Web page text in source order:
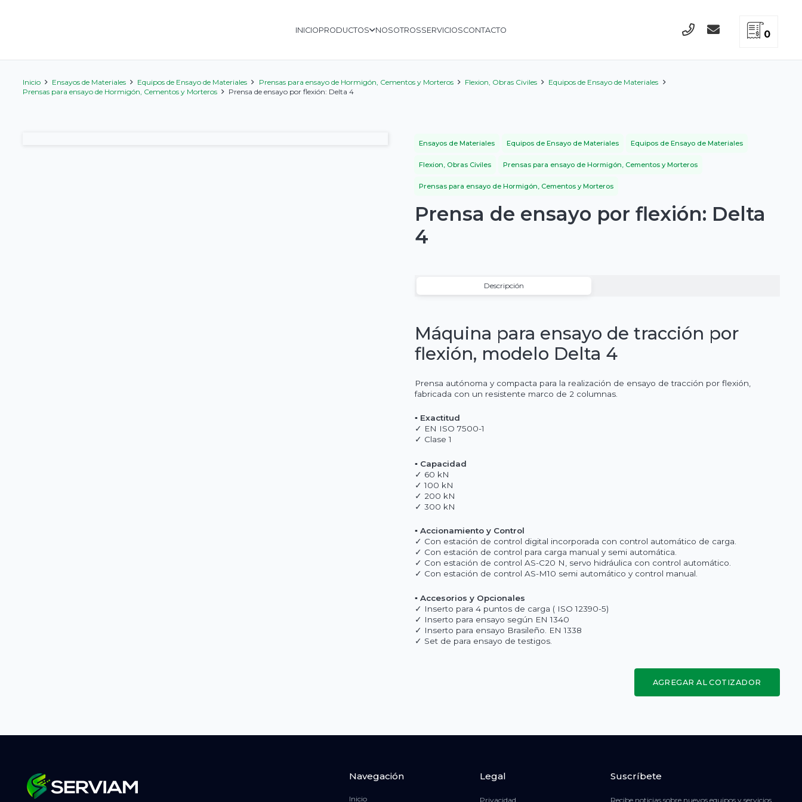
INICIOPRODUCTOS NOSOTROSSERVICIOSCONTACTO 0
Inicio Ensayos de Materiales Equipos de Ensayo de Materiales Prensas para ensayo de Hormigón, Cementos y Morteros Flexion, Obras Civiles
Equipos de Ensayo de Materiales
Prensas para ensayo de Hormigón, Cementos y Morteros
Prensa de ensayo por flexión: Delta 4
Ensayos de Materiales Equipos de Ensayo de Materiales Equipos de Ensayo de Materiales
Flexion, Obras Civiles Prensas para ensayo de Hormigón, Cementos y Morteros
Prensas para ensayo de Hormigón, Cementos y Morteros
Prensa de ensayo por flexión: Delta
4
Descripción
Máquina para ensayo de tracción por
flexión, modelo Delta 4
Prensa autónoma y compacta para la realización de ensayo de tracción por flexión,
fabricada con un resistente marco de 2 columnas.
▪ Exactitud
✓ EN ISO 7500-1
✓ Clase 1
▪ Capacidad
✓ 60 kN
✓ 100 kN
✓ 200 kN
✓ 300 kN
▪ Accionamiento y Control
✓ Con estación de control digital incorporada con control automático de carga.
✓ Con estación de control para carga manual y semi automática.
✓ Con estación de control AS-C20 N, servo hidráulica con control automático.
✓ Con estación de control AS-M10 semi automático y control manual.
▪ Accesorios y Opcionales
✓ Inserto para 4 puntos de carga ( ISO 12390-5)
✓ Inserto para ensayo según EN 1340
✓ Inserto para ensayo Brasileño. EN 1338
✓ Set de para ensayo de testigos.
AGREGAR AL COTIZADOR
Navegación
Inicio
Legal
Privacidad
Suscríbete
Recibe noticias sobre nuevos equipos y servicios.